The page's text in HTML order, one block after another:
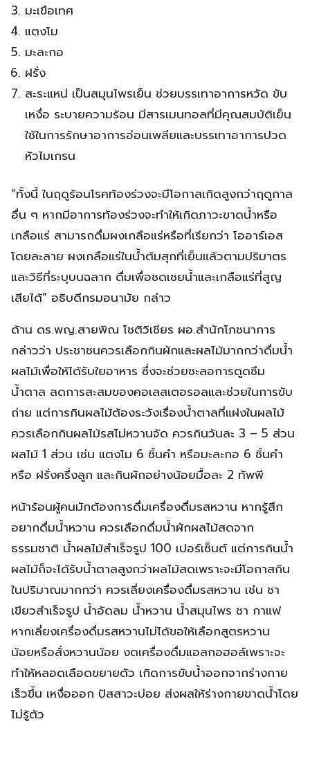
มะเขือเทศ
แตงโม
มะละกอ
ฝรั่ง
สะระแหน่ เป็นสมุนไพรเย็น ช่วยบรรเทาอาการหวัด ขับ
เหงื่อ ระบายความร้อน มีสารเมนทอลที่มีคุณสมบัติเย็น
ใช้ในการรักษาอาการอ่อนเพลียและบรรเทาอาการปวด
หัวไมเกรน
“ทั้งนี้ ในฤดูร้อนโรคท้องร่วงจะมีโอกาสเกิดสูงกว่าฤดูกาล
อื่น ๆ หากมีอาการท้องร่วงจะทำให้เกิดภาวะขาดน้ำหรือ
เกลือแร่ สามารถดื่มผงเกลือแร่หรือที่เรียกว่า โออาร์เอส
โดยละลาย ผงเกลือแร่ในน้ำต้มสุกที่เย็นแล้วตามปริมาตร
และวิธีที่ระบุบนฉลาก ดื่มเพื่อชดเชยน้ำและเกลือแร่ที่สูญ
เสียได้” อธิบดีกรมอนามัย กล่าว
ด้าน ดร.พญ.สายพิณ โชติวิเชียร ผอ.สำนักโภชนาการ
กล่าวว่า ประชาชนควรเลือกกินผักและผลไม้มากกว่าดื่มน้ำ
ผลไม้เพื่อให้ได้รับใยอาหาร ซึ่งจะช่วยชะลอการดูดซึม
น้ำตาล ลดการสะสมของคอเลสเตอรอลและช่วยในการขับ
ถ่าย แต่การกินผลไม้ต้องระวังเรื่องน้ำตาลที่แฝงในผลไม้
ควรเลือกกินผลไม้รสไม่หวานจัด ควรกินวันละ 3 – 5 ส่วน
ผลไม้ 1 ส่วน เช่น แตงโม 6 ชิ้นคำ หรือมะละกอ 6 ชิ้นคำ
หรือ ฝรั่งครึ่งลูก และกินผักอย่างน้อยมื้อละ 2 ทัพพี
หน้าร้อนผู้คนมักต้องการดื่มเครื่องดื่มรสหวาน หากรู้สึก
อยากดื่มน้ำหวาน ควรเลือกดื่มน้ำผักผลไม้สดจาก
ธรรมชาติ น้ำผลไม้สำเร็จรูป 100 เปอร์เซ็นต์ แต่การกินน้ำ
ผลไม้ก็จะได้รับน้ำตาลสูงกว่าผลไม้สดเพราะจะมีโอกาสกิน
ในปริมาณมากกว่า ควรเลี่ยงเครื่องดื่มรสหวาน เช่น ชา
เขียวสำเร็จรูป น้ำอัดลม น้ำหวาน น้ำสมุนไพร ชา กาแฟ
หากเลี่ยงเครื่องดื่มรสหวานไม่ได้ขอให้เลือกสูตรหวาน
น้อยหรือสั่งหวานน้อย งดเครื่องดื่มแอลกอฮอล์เพราะจะ
ทำให้หลอดเลือดขยายตัว เกิดการขับน้ำออกจากร่างกาย
เร็วขึ้น เหงื่อออก ปัสสาวะบ่อย ส่งผลให้ร่างกายขาดน้ำโดย
ไม่รู้ตัว